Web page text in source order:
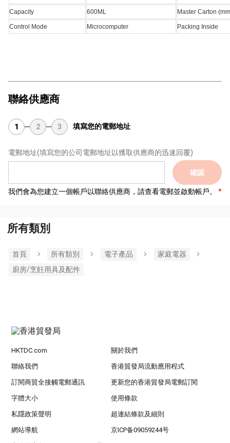
Capacity 600ML Master Carton
Control Mode Microcomputer Packing Inside
聯絡供應商
1 2 3 填寫您的電郵地址
電郵地址(填寫您的公司電郵地址以獲取供應商的迅速回覆)
確認
我們會為您建立一個帳戶以聯絡供應商，請查看電郵並啟動帳戶。
所有類別
首頁 所有類別 電子產品
家庭電器
廚房/烹飪用具及配件
HKTDC.com 關於我們
聯絡我們 香港貿發局流動應用程式
訂閱商貿全接觸電郵通訊 更新您的香港貿發局電郵訂閱
字體大小 使用條款
私隱政策聲明 超連結條款及細則
網站導航 京ICP备09059244号